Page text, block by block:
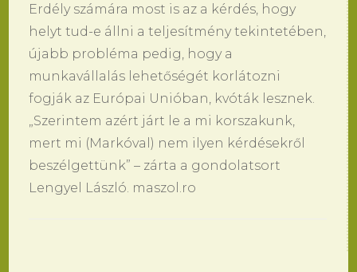
Erdély számára most is az a kérdés, hogy
helyt tud-e állni a teljesítmény tekintetében,
újabb probléma pedig, hogy a
munkavállalás lehetőségét korlátozni
fogják az Európai Unióban, kvóták lesznek.
„Szerintem azért járt le a mi korszakunk,
mert mi (Markóval) nem ilyen kérdésekről
beszélgettünk” – zárta a gondolatsort
Lengyel László. maszol.ro